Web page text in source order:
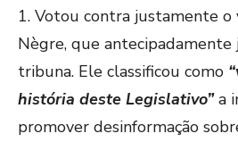
1. Votou contra justamente o
Nègre, que antecipadamente
tribuna. Ele classificou como
história deste Legislativo”a
promover desinformação